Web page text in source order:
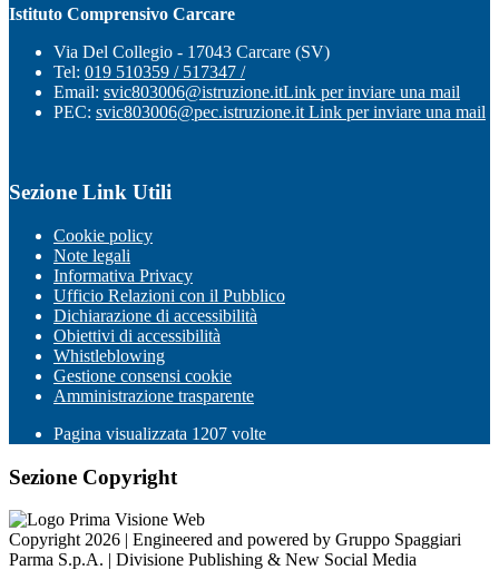
Istituto Comprensivo Carcare
Via Del Collegio - 17043 Carcare (SV)
Tel: 019 510359 / 517347 /
Email: svic803006@istruzione.itLink per inviare una mail
PEC: svic803006@pec.istruzione.it Link per inviare una mail
Sezione Link Utili
Cookie policy
Note legali
Informativa Privacy
Ufficio Relazioni con il Pubblico
Dichiarazione di accessibilità
Obiettivi di accessibilità
Whistleblowing
Gestione consensi cookie
Amministrazione trasparente
Pagina visualizzata 1207 volte
Sezione Copyright
Copyright 2026 | Engineered and powered by Gruppo Spaggiari
Parma S.p.A. | Divisione Publishing & New Social Media